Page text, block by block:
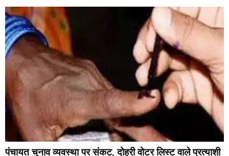
पंचायत चुनाव व्यवस्था पर संकट, दोहरी वोटर लिस्ट वाले प्रत्याशी